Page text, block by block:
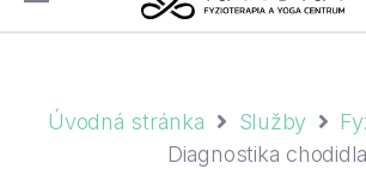
Úvodná stránka Služby
Diagnostika chodidla